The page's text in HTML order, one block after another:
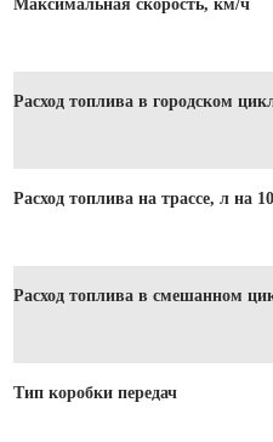
Максимальная скорость, км/ч
Расход топлива в городском
Расход топлива на трассе, л на
Расход топлива в смешанном
Тип коробки передач